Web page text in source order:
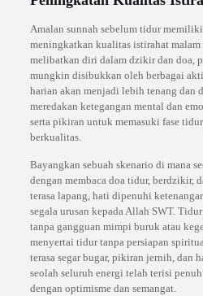
Amalan sunnah sebelum tidur
meningkatkan kualitas istirahat malam
melibatkan diri dalam dzikir dan doa,
mungkin disibukkan oleh berbagai
harian akan menjadi lebih tenang dan
meredakan ketegangan mental dan
serta pikiran untuk memasuki fase
berkualitas.
Bayangkan sebuah skenario di mana
dengan membaca doa tidur, berdzikir,
terasa lapang, hati dipenuhi
segala urusan kepada Allah SWT.
tanpa gangguan mimpi buruk atau
menyertai tidur tanpa persiapan
terasa segar bugar, pikiran jernih, dan
seolah seluruh energi telah terisi
dengan optimisme dan semangat.